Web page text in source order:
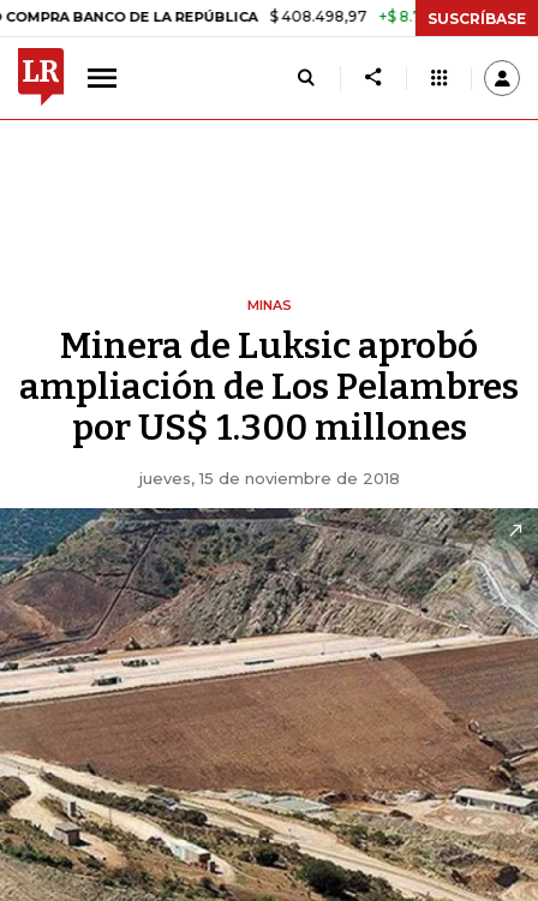
BANCO DE LA REPÚBLICA $ 408.498,97 +$ 8.753,81 +2,19% TASA
SUSCRÍBASE
MINAS
Minera de Luksic aprobó
ampliación de Los Pelambres
por US$ 1.300 millones
jueves, 15 de noviembre de 2018